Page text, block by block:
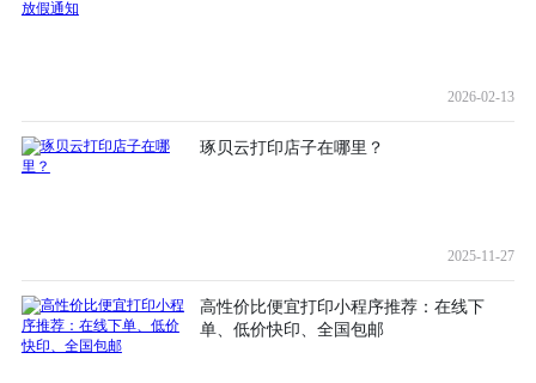
2026-02-13
琢贝云打印店子在哪里？
2025-11-27
高性价比便宜打印小程序推荐：在线下
单、低价快印、全国包邮